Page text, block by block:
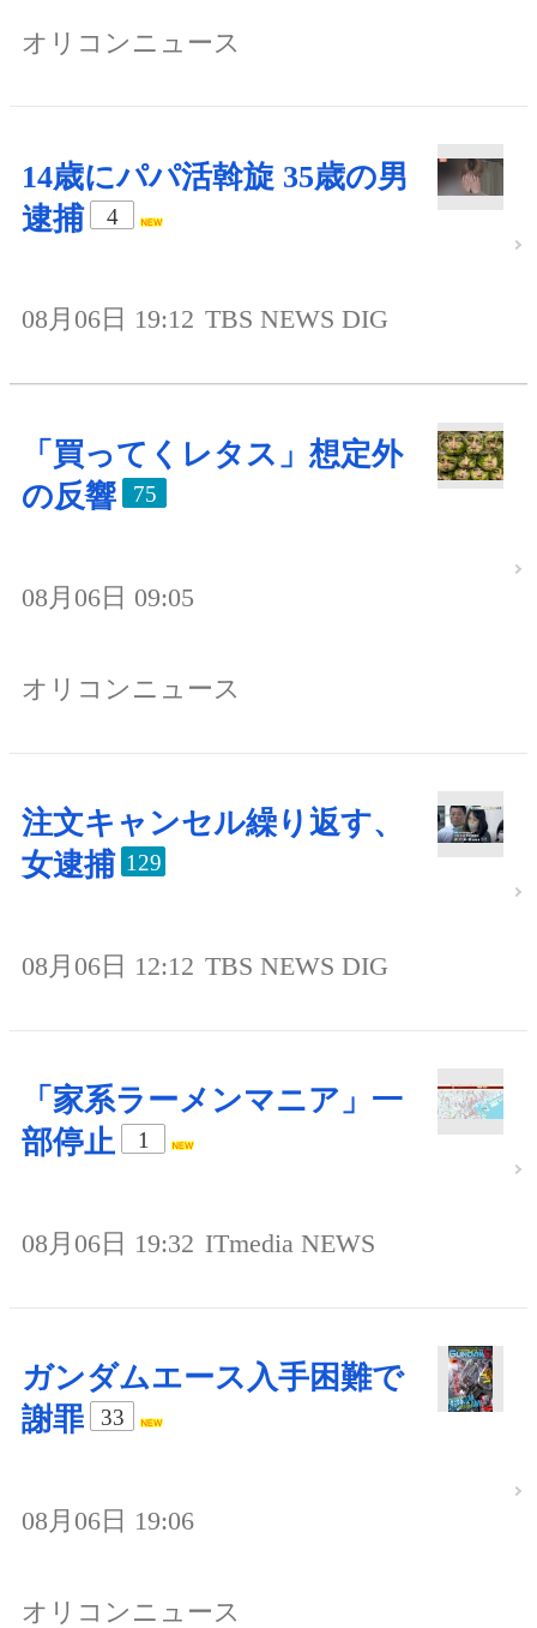
オリコンニュース
14歳にパパ活斡旋 35歳の男
逮捕
4
08月06日 19:12 TBS NEWS DIG
「買ってくレタス」想定外
の反響
75
08月06日 09:05
オリコンニュース
注文キャンセル繰り返す、
女逮捕 129
08月06日 12:12 TBS NEWS DIG
「家系ラーメンマニア」一
部停止
1
08月06日 19:32 ITmedia NEWS
ガンダムエース入手困難で
謝罪
33
08月06日 19:06
オリコンニュース